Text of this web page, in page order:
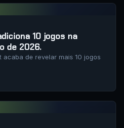
10 jogos na
de 2026.
acaba de revelar mais 10 jogos